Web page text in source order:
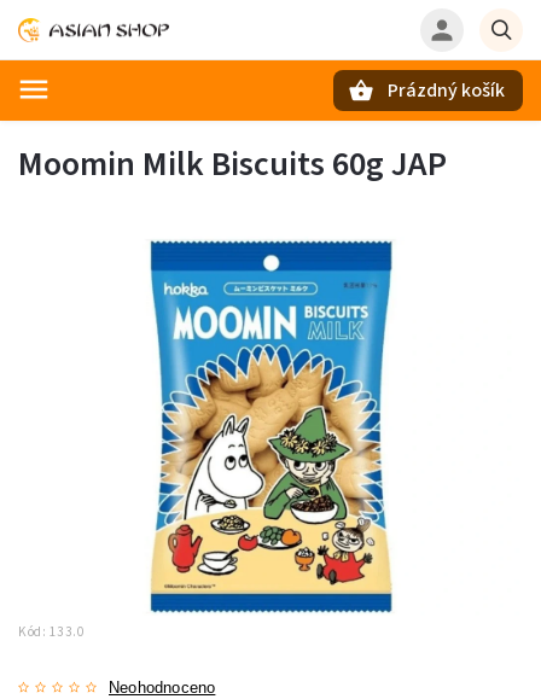
Prázdný košík
Moomin Milk Biscuits 60g JAP
Kód: 133.0
Neohodnoceno